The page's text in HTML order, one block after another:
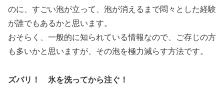
のに、すごい泡が立って、泡が消えるまで悶々とした経験
が誰でもあるかと思います。
おそらく、一般的に知られている情報なので、ご存じの方
も多いかと思いますが、その泡を極力減らす方法です。
ズバリ！ 氷を洗ってから注ぐ！